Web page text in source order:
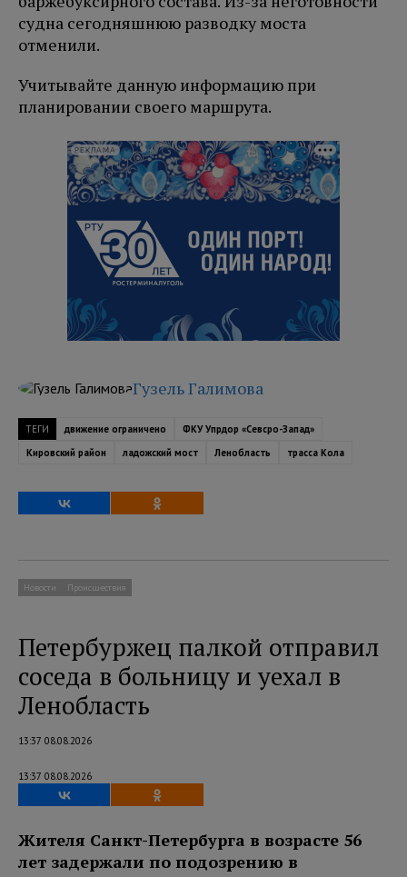
судна сегодняшнюю разводку моста
отменили.
Учитывайте данную информацию при
планировании своего маршрута.
РЕКЛАМА
Гузель Галимова
ТЕГИ движение ограничено
ФКУ Упрдор «Севсро-Запад»
Кировский район
ладожский мост Ленобласть трасса Кола
Новости Происшествия
Петербуржец палкой отправил
соседа в больницу и уехал в
Ленобласть
13:37 08.08.2026
13:37 08.08.2026
Жителя Санкт-Петербурга в возрасте 56
лет задержали по подозрению в